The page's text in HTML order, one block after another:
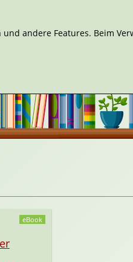
eBook
andere Features. Beim